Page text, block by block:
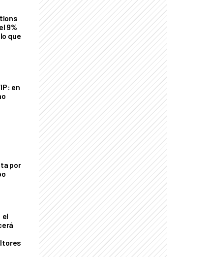
9%
que
en
por
el